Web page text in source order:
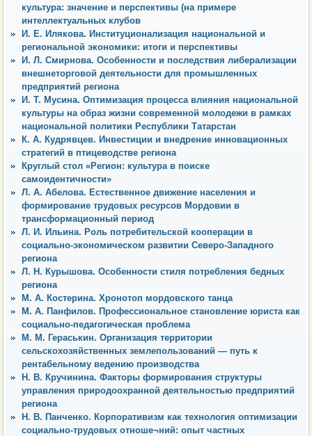
культура: значение и перспективы (на примере
интеллектуальных клубов
И. Е. Илякова. Институционализация национальной и
региональной экономики: итоги и перспективы
И. Л. Смирнова. Особенности и последствия либерализации
внешнеторговой деятельности для промышленных
предприятий региона
И. Т. Мусина. Оптимизация процесса влияния национальной
культуры на образ жизни современной молодежи в рамках
национальной политики Республики Татарстан
К. А. Кудрявцев. Инвестиции и внедрение инновационных
стратегий в птицеводстве региона
Круглый стол «Регион: культура в поиске
самоидентичности»
Л. А. Абелова. Естественное движение населения и
формирование трудовых ресурсов Мордовии в
трансформационный период
Л. И. Ильина. Роль потребительской кооперации в
социально-экономическом развитии Северо-Западного
региона
Л. Н. Курышова. Особенности стиля потребления бедных
региона
М. А. Костерина. Хронотоп мордовского танца
М. А. Панфилов. Профессиональное становление юриста как
социально-педагогическая проблема
М. М. Гераськин. Организация территории
сельскохозяйственных землепользований — путь к
рентабельному ведению производства
Н. В. Кручинина. Факторы формирования структуры
управления природоохранной деятельностью предприятий
региона
Н. В. Панченко. Корпоративизм как технология оптимизации
социально-трудовых отноше¬ний: опыт частных